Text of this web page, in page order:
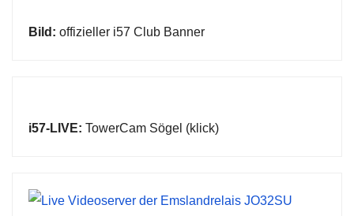
Bild: offizieller i57 Club Banner
i57-LIVE: TowerCam Sögel (klick)